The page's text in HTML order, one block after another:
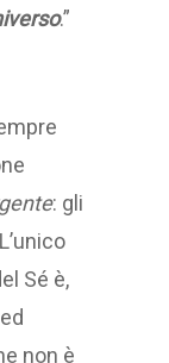
.”
: gli
Sé è,
non è